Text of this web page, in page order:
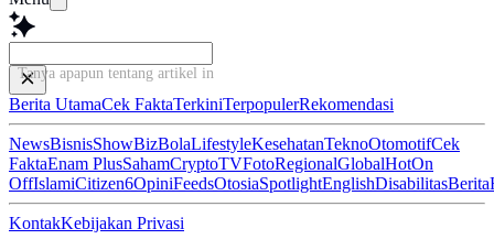
Tanya apapun tentang artikel ini...
Berita UtamaCek FaktaTerkiniTerpopulerRekomendasi
NewsBisnisShowBizBolaLifestyleKesehatanTeknoOtomotifCek
FaktaEnam PlusSahamCryptoTVFotoRegionalGlobalHotOn
OffIslamiCitizen6OpiniFeedsOtosiaSpotlightEnglishDisabilitasBerita
KontakKebijakan Privasi